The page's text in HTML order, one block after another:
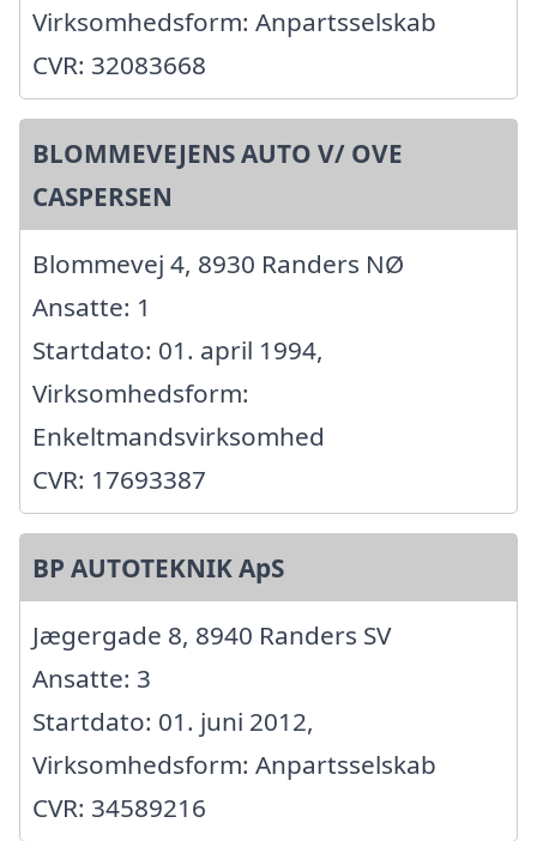
Virksomhedsform: Anpartsselskab
CVR: 32083668
BLOMMEVEJENS AUTO V/ OVE
CASPERSEN
Blommevej 4, 8930 Randers NØ
Ansatte: 1
Startdato: 01. april 1994,
Virksomhedsform:
Enkeltmandsvirksomhed
CVR: 17693387
BP AUTOTEKNIK ApS
Jægergade 8, 8940 Randers SV
Ansatte: 3
Startdato: 01. juni 2012,
Virksomhedsform: Anpartsselskab
CVR: 34589216